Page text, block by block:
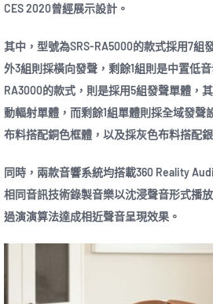
CES 2020曾經展示設計。
其中，型號為SRS-RA5000的款式採用7組
外3組則採橫向發聲，剩餘1組則是中置低
RA3000的款式，則是採用5組發聲單體，
動輻射單體，而剩餘1組單體則採全域發聲
布料搭配銅色框體，以及採灰色布料搭配
同時，兩款音響系統均搭載360 Reality
相同音訊技術錄製音樂以沈浸聲音形式播
過演演算法達成相近聲音呈現效果。